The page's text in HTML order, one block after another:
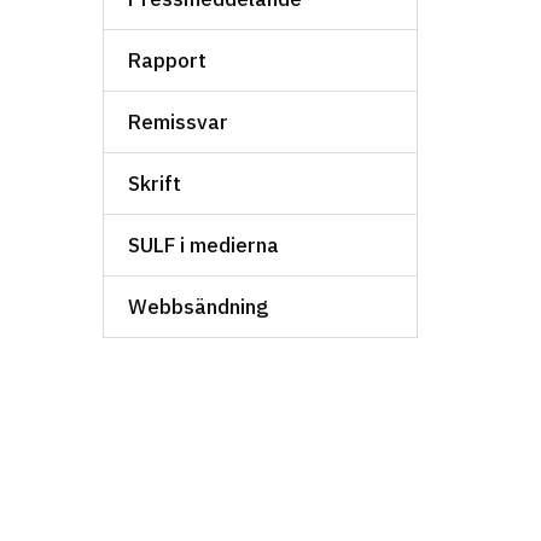
Rapport
Remissvar
Skrift
SULF i medierna
Webbsändning